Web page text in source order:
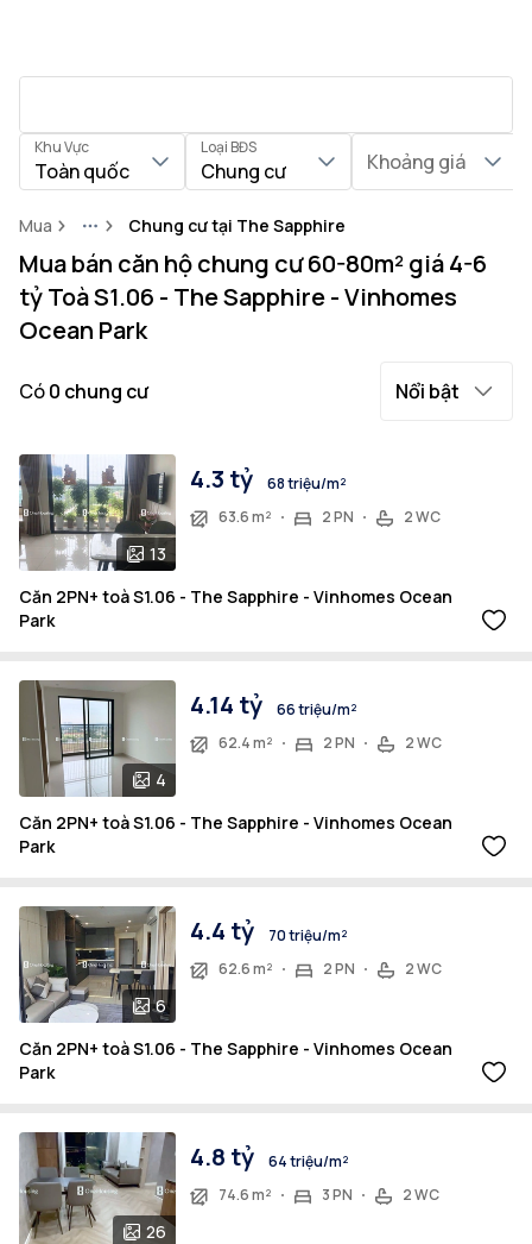
Khu Vực
Toàn quốc
Loại BĐS
Chung cư Khoảng giá
Mua MoreChung cư tại The Sapphire
Mua bán căn hộ chung cư 60-80m² giá 4-6
tỷ Toà S1.06 - The Sapphire - Vinhomes
Ocean Park
Có0 chung cư Nổi bật
13
4.3 tỷ
68 triệu/m²
63.6 m²
2 PN 2 WC
Căn 2PN+ toà S1.06 - The Sapphire - Vinhomes Ocean
Park
4
4.14 tỷ
66 triệu/m²
62.4 m²
2 PN 2 WC
Căn 2PN+ toà S1.06 - The Sapphire - Vinhomes Ocean
Park
6
4.4 tỷ
70 triệu/m²
62.6 m²
2 PN 2 WC
Căn 2PN+ toà S1.06 - The Sapphire - Vinhomes Ocean
Park
26
4.8 tỷ
64 triệu/m²
74.6 m²
3 PN 2 WC